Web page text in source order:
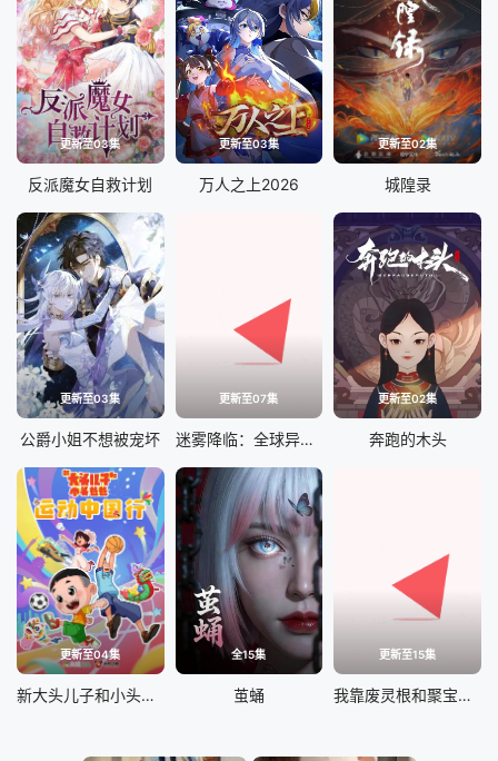
更新至03集
反派魔女自救计划
更新至03集
万人之上2026
更新至02集
城隍录
更新至03集
公爵小姐不想被宠坏
更新至07集
迷雾降临：全球异能觉醒
更新至02集
奔跑的木头
更新至04集
新大头儿子和小头爸爸——运动中国行
全15集
茧蛹
更新至15集
我靠废灵根和聚宝盆杀疯了